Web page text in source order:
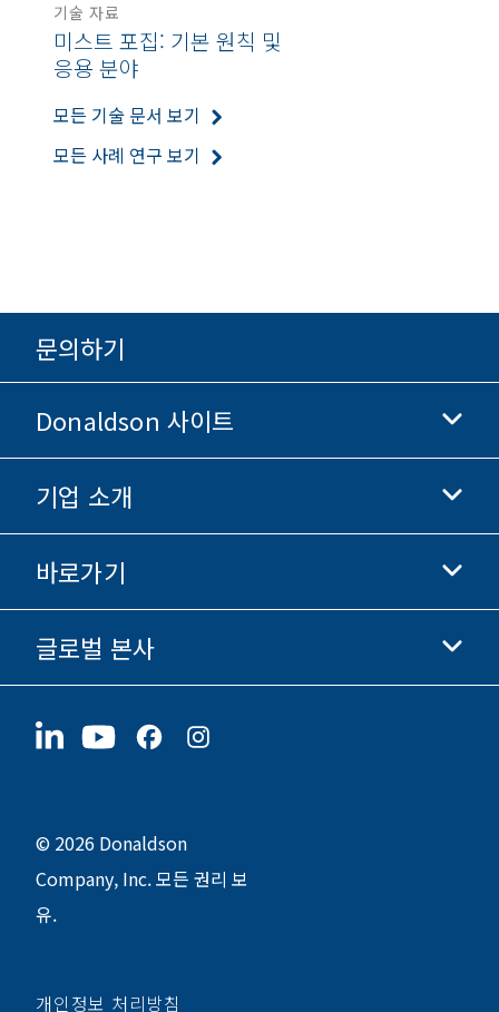
기술 자료
미스트 포집: 기본 원칙 및
응용 분야
모든 기술 문서 보기
모든 사례 연구 보기
문의하기
Donaldson 사이트
Donaldson 생명과학
Donaldson 쇼핑
기업 소개
기업 정보
윤리 및 준법 경영
채용 정보
바로가기
투자자 정보
협력업체
지속가능성
글로벌 본사
1400 W 94th Street
© 2026 Donaldson
Company, Inc. 모든 권리 보
유.
개인정보 처리방침